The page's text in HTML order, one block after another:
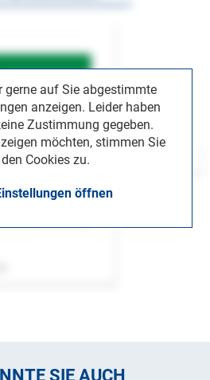
gerne auf Sie abgestimmte
anzeigen. Leider haben
Zustimmung gegeben.
möchten, stimmen Sie
Cookies zu.
öffnen
SIE AUCH